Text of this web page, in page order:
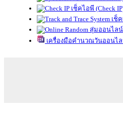
เช็คไอพี (Check
เช็
สุ่มออนไลน์
เครื่องมือคำนวณวันออนไ